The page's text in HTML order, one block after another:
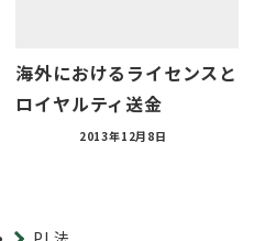
海外におけるライセンスと
ロイヤルティ送金
2013年12月8日